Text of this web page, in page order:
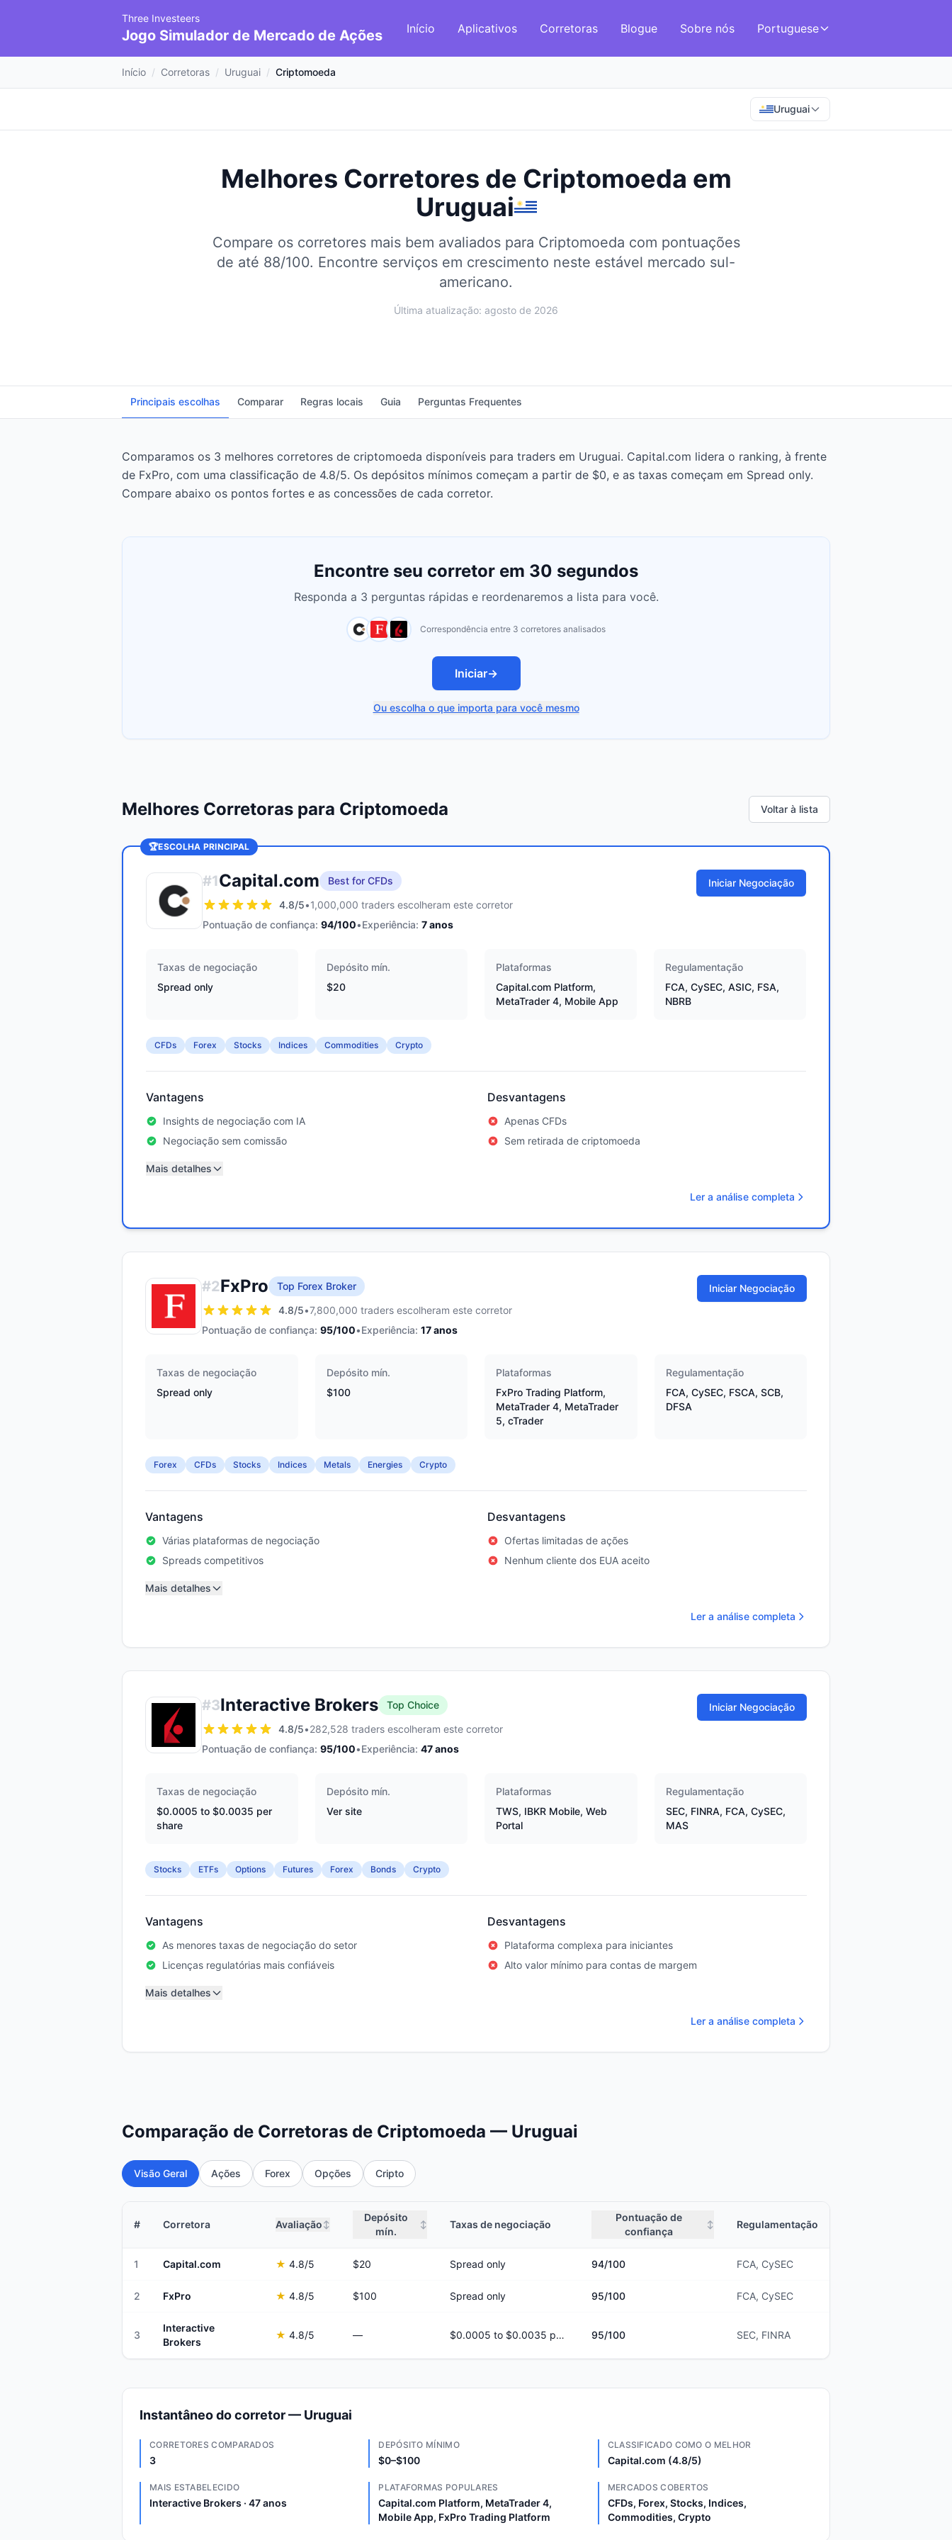
Three Investeers
Jogo Simulador de Mercado de Ações Início Aplicativos Corretoras Blogue Sobre nós Portuguese
Início / Corretoras / Uruguai / Criptomoeda
Uruguai
Melhores Corretores de Criptomoeda em
Uruguai
Compare os corretores mais bem avaliados para Criptomoeda com pontuações
de até 88/100. Encontre serviços em crescimento neste estável mercado sul-
americano.
Última atualização: agosto de 2026
Principais escolhas Comparar Regras locais Guia Perguntas Frequentes
Comparamos os 3 melhores corretores de criptomoeda disponíveis para traders em Uruguai. Capital.com lidera o ranking, à frente
de FxPro, com uma classificação de 4.8/5. Os depósitos mínimos começam a partir de $0, e as taxas começam em Spread only.
Compare abaixo os pontos fortes e as concessões de cada corretor.
Encontre seu corretor em 30 segundos
Responda a 3 perguntas rápidas e reordenaremos a lista para você.
Correspondência entre 3 corretores analisados
Iniciar→
Ou escolha o que importa para você mesmo
Melhores Corretoras para Criptomoeda Voltar à lista
🏆ESCOLHA PRINCIPAL
#1Capital.com
Best for CFDs
4.8/5•1,000,000 traders escolheram este corretor
Pontuação de confiança: 94/100•Experiência: 7anos
Iniciar Negociação
Taxas de negociação
Spread only
Depósito mín.
$20
Plataformas
Capital.com Platform,
MetaTrader 4, Mobile App
Regulamentação
FCA, CySEC, ASIC, FSA,
NBRB
CFDs Forex Stocks Indices Commodities Crypto
Vantagens
Insights de negociação com IA
Negociação sem comissão
Desvantagens
Apenas CFDs
Sem retirada de criptomoeda
Mais detalhes
Ler a análise completa
#2FxPro
Top Forex Broker
4.8/5•7,800,000 traders escolheram este corretor
Pontuação de confiança: 95/100•Experiência: 17anos
Iniciar Negociação
Taxas de negociação
Spread only
Depósito mín.
$100
Plataformas
FxPro Trading Platform,
MetaTrader 4, MetaTrader
5, cTrader
Regulamentação
FCA, CySEC, FSCA, SCB,
DFSA
Forex CFDs Stocks Indices Metals Energies Crypto
Vantagens
Várias plataformas de negociação
Spreads competitivos
Desvantagens
Ofertas limitadas de ações
Nenhum cliente dos EUA aceito
Mais detalhes
Ler a análise completa
#3Interactive Brokers
Top Choice
4.8/5•282,528 traders escolheram este corretor
Pontuação de confiança: 95/100•Experiência: 47anos
Iniciar Negociação
Taxas de negociação
$0.0005 to $0.0035 per
share
Depósito mín.
Ver site
Plataformas
TWS, IBKR Mobile, Web
Portal
Regulamentação
SEC, FINRA, FCA, CySEC,
MAS
Stocks ETFs Options Futures Forex Bonds Crypto
Vantagens
As menores taxas de negociação do setor
Licenças regulatórias mais confiáveis
Desvantagens
Plataforma complexa para iniciantes
Alto valor mínimo para contas de margem
Mais detalhes
Ler a análise completa
Comparação de Corretoras de Criptomoeda — Uruguai
Visão Geral Ações Forex Opções Cripto
# Corretora Avaliação ↕
Depósito
mín.
↕ Taxas de negociação
Pontuação de
confiança
↕ Regulamentação
1 Capital.com ★ 4.8/5 $20 Spread only 94/100 FCA, CySEC
2 FxPro ★ 4.8/5 $100 Spread only 95/100 FCA, CySEC
3
Interactive
Brokers
★ 4.8/5 — $0.0005 to $0.0035 per share 95/100 SEC, FINRA
Instantâneo do corretor — Uruguai
CORRETORES COMPARADOS
3
DEPÓSITO MÍNIMO
$0–$100
CLASSIFICADO COMO O MELHOR
Capital.com (4.8/5)
MAIS ESTABELECIDO
Interactive Brokers · 47 anos
PLATAFORMAS POPULARES
Capital.com Platform, MetaTrader 4,
Mobile App, FxPro Trading Platform
MERCADOS COBERTOS
CFDs, Forex, Stocks, Indices,
Commodities, Crypto